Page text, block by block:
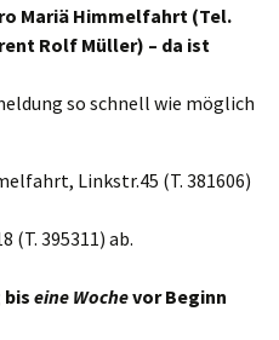
Mariä Himmelfahrt(Tel.
Rolf Müller) – da ist
so schnell wie möglich
Linkstr.45 (T. 381606)
(T. 395311) ab.
biseine Wochevor Beginn